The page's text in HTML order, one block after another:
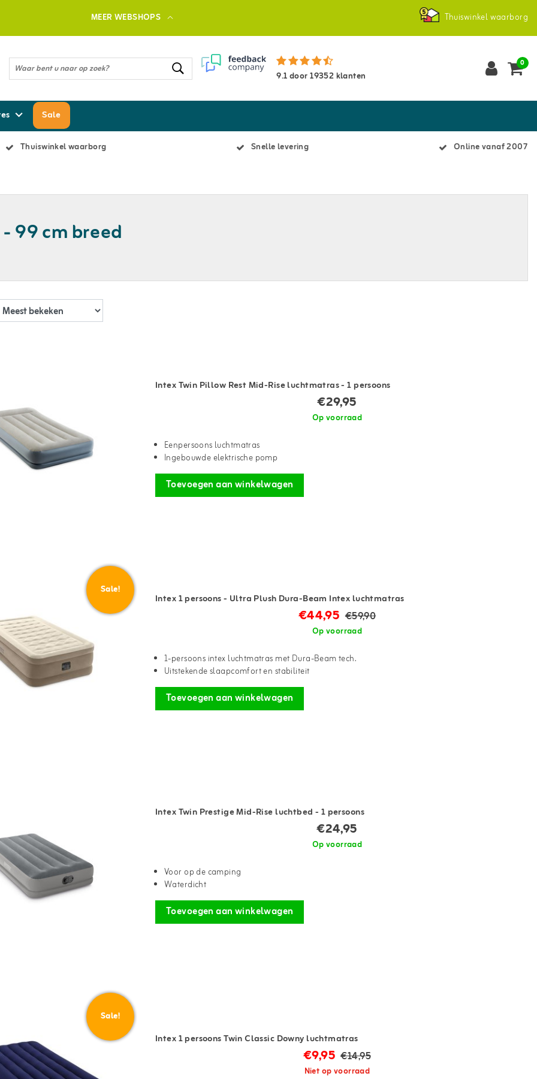
MEER WEBSHOPS Thuiswinkel waarborg
9.1door19352klanten
0
Sale
Thuiswinkel waarborg Snelle levering Online vanaf 2007
99 cm breed
Intex Twin Pillow Rest Mid-Rise luchtmatras - 1 persoons
€29,95
Op voorraad
Eenpersoons luchtmatras
Ingebouwde elektrische pomp
Toevoegen aan winkelwagen
Sale!
Intex 1 persoons - Ultra Plush Dura-Beam Intex luchtmatras
€44,95 €59,90
Op voorraad
1-persoons intex luchtmatras met Dura-Beam tech.
Uitstekende slaapcomfort en stabiliteit
Toevoegen aan winkelwagen
Intex Twin Prestige Mid-Rise luchtbed - 1 persoons
€24,95
Op voorraad
Voor op de camping
Waterdicht
Toevoegen aan winkelwagen
Sale!
Intex 1 persoons Twin Classic Downy luchtmatras
€9,95 €14,95
Niet op voorraad